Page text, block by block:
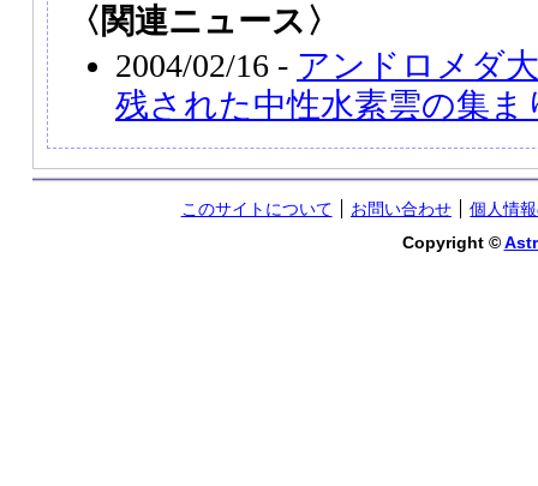
〈関連ニュース〉
2004/02/16 - アンドロメダ
残された中性水素雲の集ま
このサイトについて お問い合わせ
個人情
Copyright ©